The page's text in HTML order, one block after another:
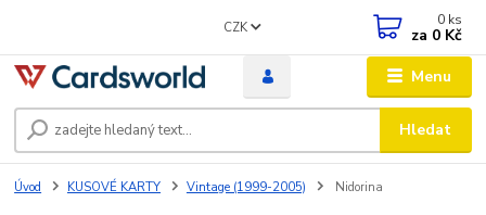
Menu
CZK
Hledat
0 ks
za 0 Kč
Úvod KUSOVÉ KARTY Vintage (1999-2005) Nidorina